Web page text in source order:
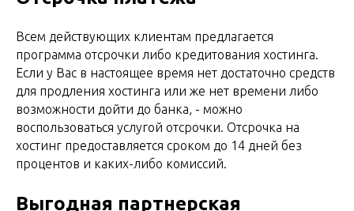
Всем действующих клиентам предлагается
программа отсрочки либо кредитования хостинга.
Если у Вас в настоящее время нет достаточно средств
для продления хостинга или же нет времени либо
возможности дойти до банка, - можно
воспользоваться услугой отсрочки. Отсрочка на
хостинг предоставляется сроком до 14 дней без
процентов и каких-либо комиссий.
Выгодная партнерская